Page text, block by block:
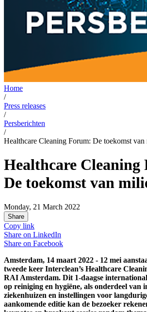
Home
/
Press releases
/
Persberichten
/
Healthcare Cleaning Forum: De toekomst
Healthcare Cleaning
De toekomst van
Monday, 21 March 2022
Share
Copy link
Share on LinkedIn
Share on Facebook
Amsterdam, 14 maart 2022 - 12 mei
tweede keer Interclean’s Healthcare
RAI Amsterdam. Dit 1-daagse
op reiniging en hygiëne, als onderdeel van
ziekenhuizen en instellingen voor
aankomende editie kan de bezoeker